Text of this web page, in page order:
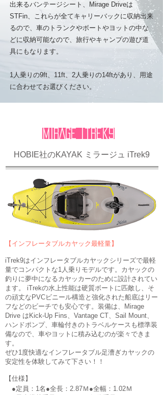
出来るバンテージシート、Mirage Driveは
STFin、これらが全てキャリーバックに収納出来
るので、車のトランクやボートやヨットの中な
どに収納可能なので、旅行やキャンプの遊び道
具にもなります。
1人乗りの9ft、11ft、2人乗りの14ftがあり、用途
に合わせてお選びください。
MIRAGE itrek9
HOBIE社のKAYAK ミラージュ iTrek9
【インフレータブルカヤック最軽量】
iTrek9はインフレータブルカヤックシリーズで最軽
量でコンパクトな1人乗りモデルです。
カヤックの
釣りに夢中になるカヤッカーのために設計されてい
ます。 iTrekの水上性能は硬質ボートに匹敵し、そ
の頑丈なPVCビニール構造と強化された船底はリー
フなどのビーチでも安心です。 装備は、Mirage
Drive はKick-Up Fins、Vantage CT、 Sail Mount、
ハンドポンプ、 車輪付きのトラベルケースも標準装
備なので、車やヨットに積み込むのが楽々できま
す。
ぜひ1度快適なインフレータブル足漕ぎカヤックの
安定性を体験してみて下さい！！
​【仕様】
●定員：1名●全長：2.87Ｍ●全幅：1.02Ｍ